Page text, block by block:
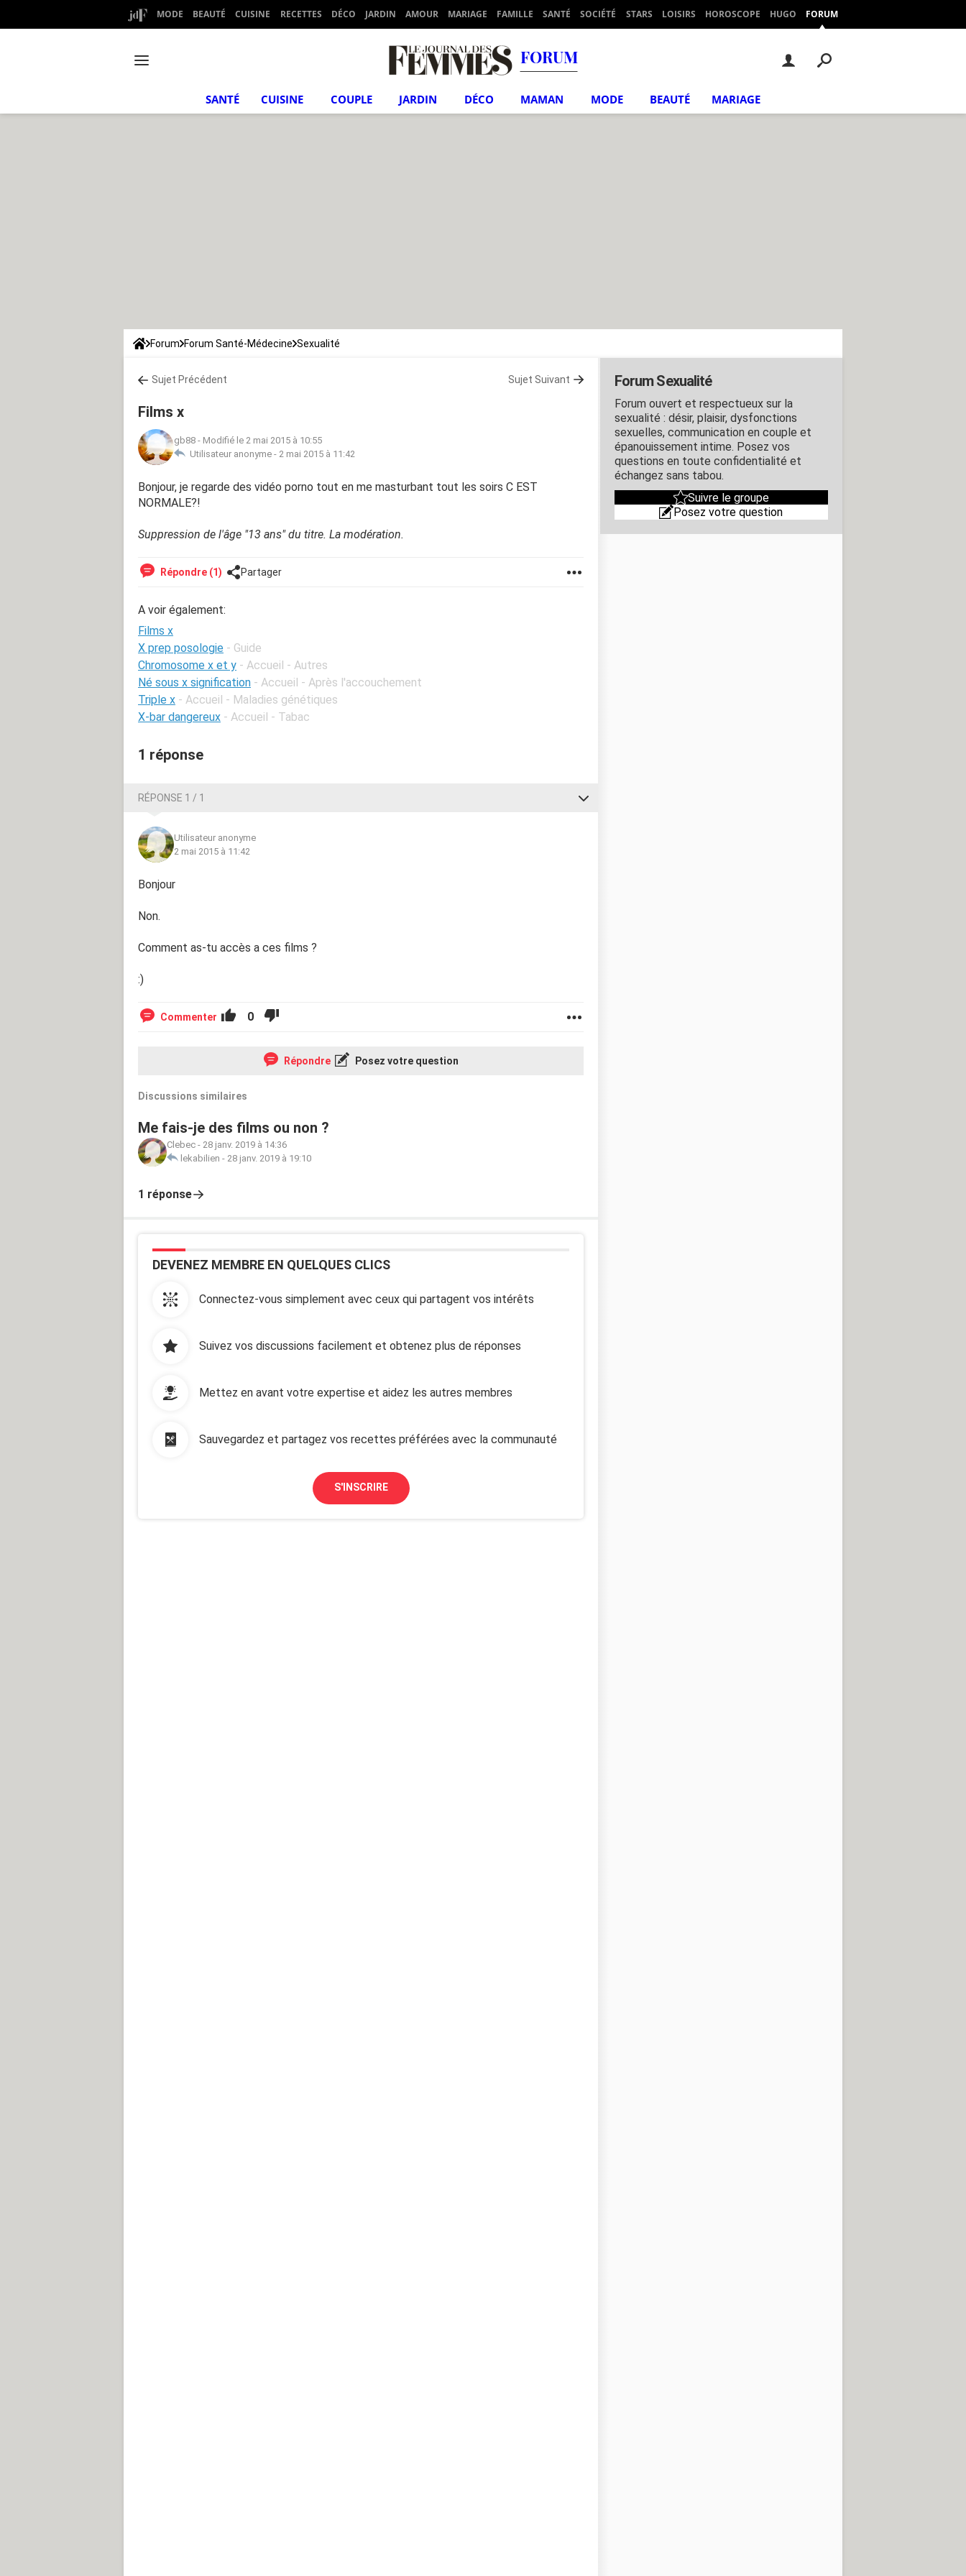
MODE BEAUTÉ CUISINE RECETTES DÉCO JARDIN AMOUR MARIAGE FAMILLE SANTÉ SOCIÉTÉ STARS LOISIRS HOROSCOPE HUGO FORUM
FORUM
SANTÉ CUISINE COUPLE JARDIN DÉCO MAMAN MODE BEAUTÉ MARIAGE
Forum Forum Santé-Médecine Sexualité
Sujet Précédent Sujet Suivant
Films x
gb88 - Modifié le 2 mai 2015 à 10:55
Utilisateur anonyme - 2 mai 2015 à 11:42
Bonjour, je regarde des vidéo porno tout en me masturbant tout les soirs C EST
NORMALE?!
Suppression de l'âge "13 ans" du titre. La modération.
Répondre (1) Partager
A voir également:
Films x
X prep posologie - Guide
Chromosome x et y - Accueil - Autres
Né sous x signification - Accueil - Après l'accouchement
Triple x - Accueil - Maladies génétiques
X-bar dangereux - Accueil - Tabac
1 réponse
RÉPONSE 1 / 1
Utilisateur anonyme
2 mai 2015 à 11:42
Bonjour
Non.
Comment as-tu accès a ces films ?
:)
Commenter 0
Répondre Posez votre question
Discussions similaires
Me fais-je des films ou non ?
Clebec - 28 janv. 2019 à 14:36
lekabilien - 28 janv. 2019 à 19:10
1 réponse
DEVENEZ MEMBRE EN QUELQUES CLICS
Connectez-vous simplement avec ceux qui partagent vos intérêts
Suivez vos discussions facilement et obtenez plus de réponses
Mettez en avant votre expertise et aidez les autres membres
Sauvegardez et partagez vos recettes préférées avec la communauté
S'INSCRIRE
Forum Sexualité
Forum ouvert et respectueux sur la
sexualité : désir, plaisir, dysfonctions
sexuelles, communication en couple et
épanouissement intime. Posez vos
questions en toute confidentialité et
échangez sans tabou.
Suivre le groupe
Posez votre question